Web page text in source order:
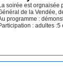
soirée est orgnaisée
de la Vendée,
programme :
: adultes